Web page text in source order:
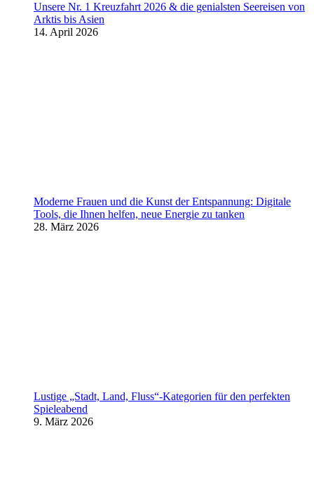
Unsere Nr. 1 Kreuzfahrt 2026 & die genialsten Seereisen von
Arktis bis Asien
14. April 2026
Moderne Frauen und die Kunst der Entspannung: Digitale
Tools, die Ihnen helfen, neue Energie zu tanken
28. März 2026
Lustige „Stadt, Land, Fluss“-Kategorien für den perfekten
Spieleabend
9. März 2026